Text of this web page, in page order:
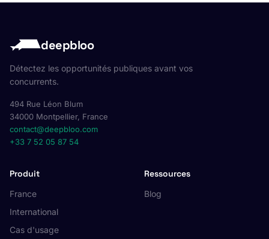
deepbloo
Détectez les opportunités publiques avant vos
concurrents.
494 Rue Léon Blum
34000 Montpellier, France
contact@deepbloo.com
+33 7 52 05 87 54
Produit
France
International
Cas d'usage
Ressources
Blog